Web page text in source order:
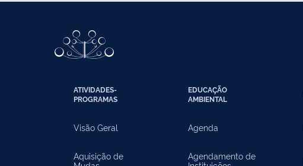
ATIVIDADES-
PROGRAMAS
Visão Geral
Aquisição de
EDUCAÇÃO
AMBIENTAL
Agenda
Agendamento de